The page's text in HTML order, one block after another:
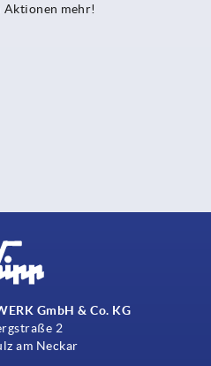
Aktionen mehr!
GmbH & Co. KG
2
am Neckar